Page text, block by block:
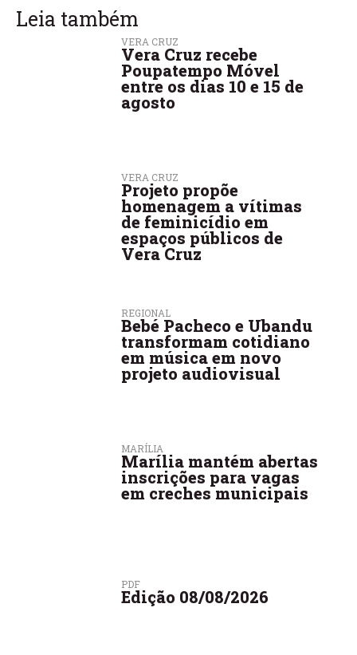
Leia também
VERA CRUZ
Vera Cruz recebe
Poupatempo Móvel
entre os dias 10 e 15 de
agosto
VERA CRUZ
Projeto propõe
homenagem a vítimas
de feminicídio em
espaços públicos de
Vera Cruz
REGIONAL
Bebé Pacheco e Ubandu
transformam cotidiano
em música em novo
projeto audiovisual
MARÍLIA
Marília mantém abertas
inscrições para vagas
em creches municipais
PDF
Edição 08/08/2026